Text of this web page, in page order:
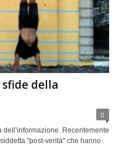
della
0
Recentemente
"post-verità" che hanno